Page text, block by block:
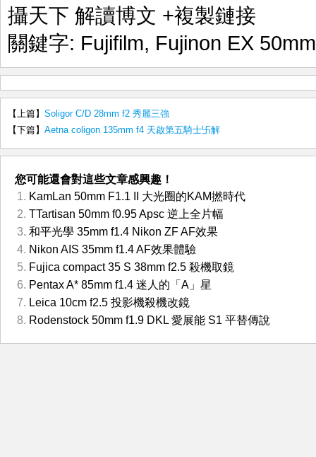
攝天下 解讀博文 +複製鏈接
關鍵字: Fujifilm, Fujinon EX
【上篇】 Soligor C/D 28mm f2 秀麗三強
【下篇】 Aetna coligon 135mm f4 天啟第五騎士卐解
您可能還會對這些文章感興趣！
KamLan 50mm F1.1 II 大光圈的KAM撚時代
TTartisan 50mm f0.95 Apsc 逆上全片幅
和平光學 35mm f1.4 Nikon ZF AF效果
Nikon AIS 35mm f1.4 AF效果體驗
Fujica compact 35 S 38mm f2.5 殺機取鏡
Pentax A* 85mm f1.4 迷人的「A」星
Leica 10cm f2.5 投影機殺機改鏡
Rodenstock 50mm f1.9 DKL 愛展能 S1 平替傳說